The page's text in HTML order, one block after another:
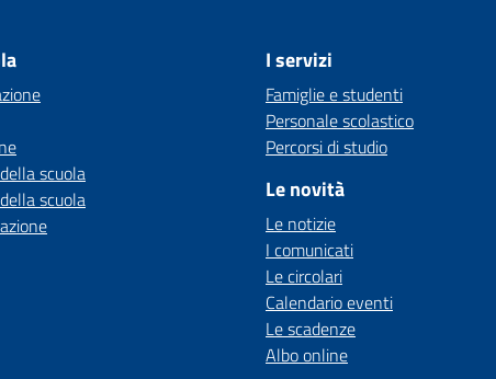
scuola
scuola
I servizi
Famiglie e studenti
Personale scolastico
Percorsi di studio
Le novità
Le notizie
I comunicati
Le circolari
Calendario eventi
Le scadenze
Albo online